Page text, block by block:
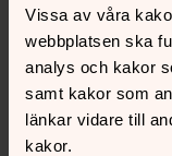
Vissa av våra
webbplatsen ska
analys och kakor
samt kakor som
länkar vidare till
kakor.
Reservat
Kyrkoreservat
Ullevi backar
Nibble
Barnens skog